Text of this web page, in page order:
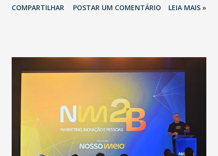
adotadas pelo Governo do Estado na contenção da
população suspeita e de cuidados com os ambientes
públicos e domiciliares. “Nós não estamos vivendo uma
epidemia comum, como temos em todos os anos, com
aumento de casos de dengue, influenza ou H1N1. Trata-se
de uma epidemia com um vírus diferente, com um poder de
contaminação maior que outros coronavírus”, apontou o
secretário. Segundo ele, é uma epidemia com chance de
COMPARTILHAR POSTAR UM COMENTÁRIO LEIA MAIS »